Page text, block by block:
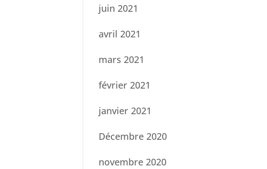
juin 2021
avril 2021
mars 2021
février 2021
janvier 2021
Décembre 2020
novembre 2020